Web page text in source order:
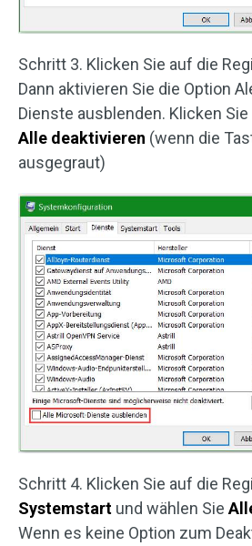
Schritt 3. Klicken Sie auf die
Dann aktivieren Sie die Option
Dienste ausblenden. Klicken
Alle deaktivieren (wenn die
ausgegraut)
Schritt 4. Klicken Sie auf die
Systemstart und wählen Sie
Wenn es keine Option zum